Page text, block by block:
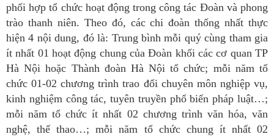
phối hợp tổ chức hoạt động trong công tác Đoàn và phong
trào thanh niên. Theo đó, các chi đoàn thống nhất thực
hiện 4 nội dung, đó là: Trung bình mỗi quý cùng tham gia
ít nhất 01 hoạt động chung của Đoàn khối các cơ quan TP
Hà Nội hoặc Thành đoàn Hà Nội tổ chức; mỗi năm tổ
chức 01-02 chương trình trao đổi chuyên môn nghiệp vụ,
kinh nghiệm công tác, tuyên truyền phổ biến pháp luật…;
mỗi năm tổ chức ít nhất 02 chương trình văn hóa, văn
nghệ, thể thao…; mỗi năm tổ chức chung ít nhất 02